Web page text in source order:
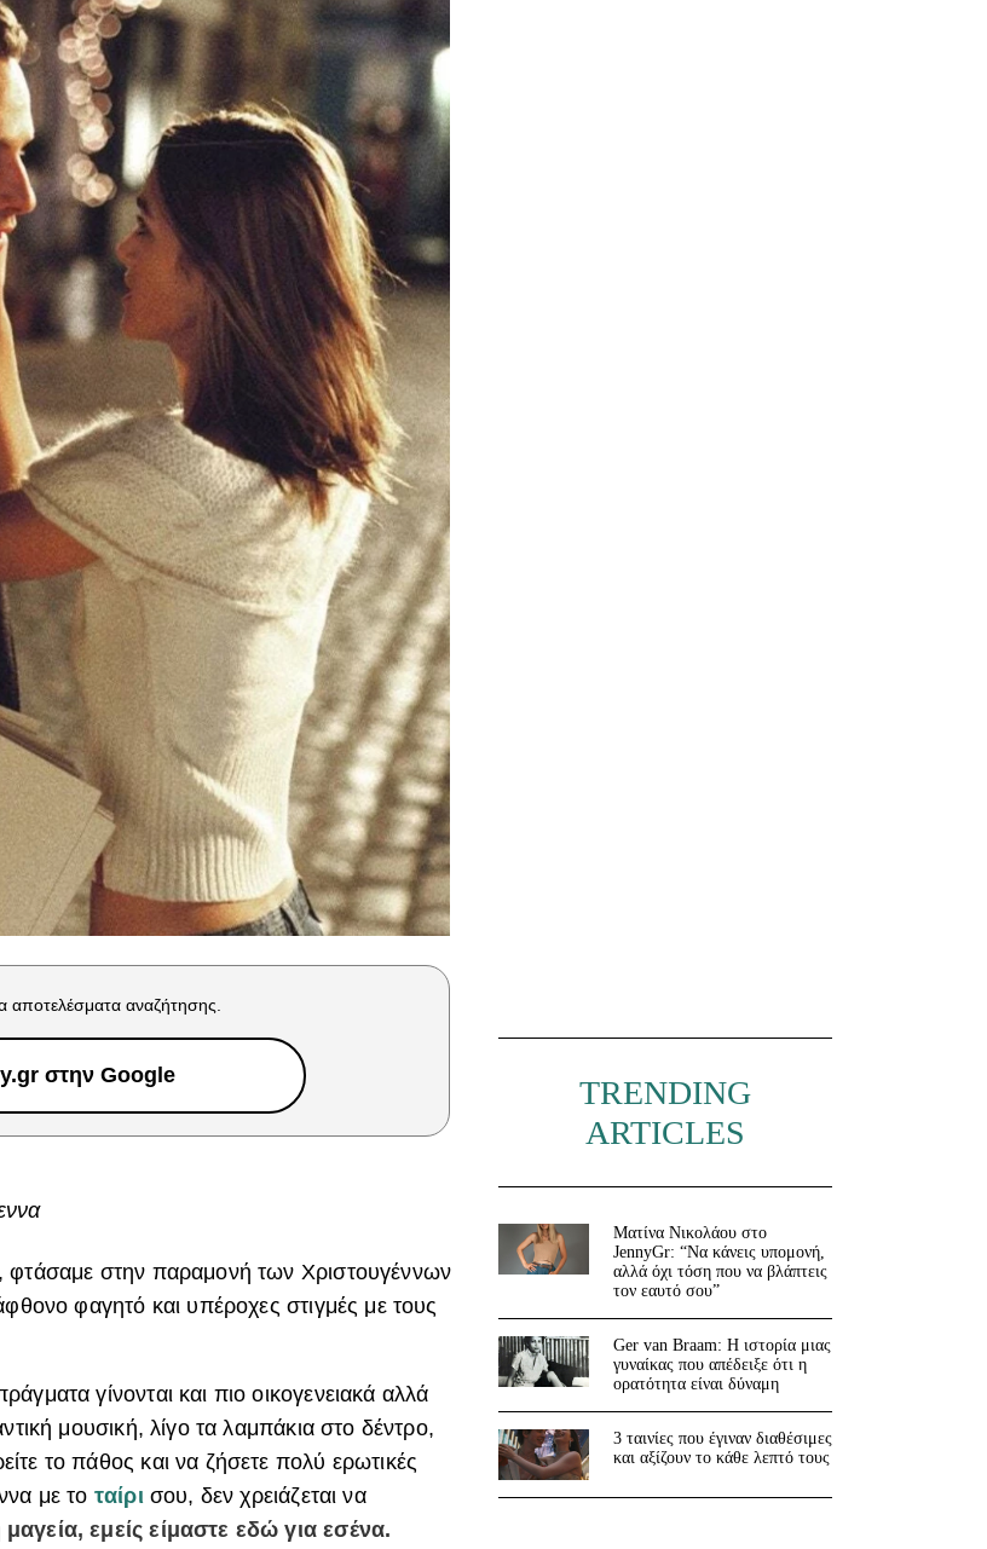
Χωρίς Ταμπέλες
Market News
αναζήτησης.
στην Google
φτάσαμε στην παραμονή των Χριστουγέννων
φαγητό και υπέροχες στιγμές με τους
γίνονται και πιο οικογενειακά αλλά
μουσική, λίγο τα λαμπάκια στο δέντρο,
το πάθος και να ζήσετε πολύ ερωτικές
με το ταίρισου, δεν χρειάζεται να
εμείς είμαστε εδώ για εσένα.
TRENDING
ARTICLES
Ματίνα Νικολάου στο
JennyGr: “Να κάνεις υπομονή,
αλλά όχι τόση που να βλάπτεις
τον εαυτό σου”
Ger van Braam: Η ιστορία μιας
γυναίκας που απέδειξε ότι η
ορατότητα είναι δύναμη
3 ταινίες που έγιναν διαθέσιμες
και αξίζουν το κάθε λεπτό τους